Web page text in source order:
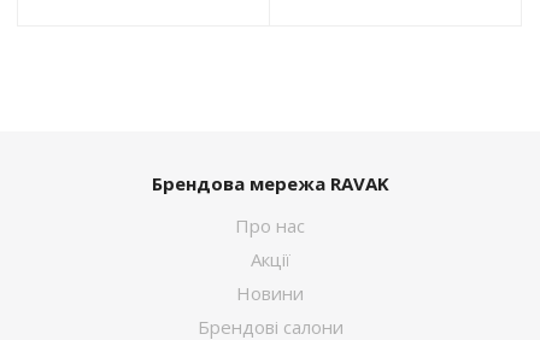
Брендова мережа RAVAK
Про нас
Акції
Новини
Брендові салони